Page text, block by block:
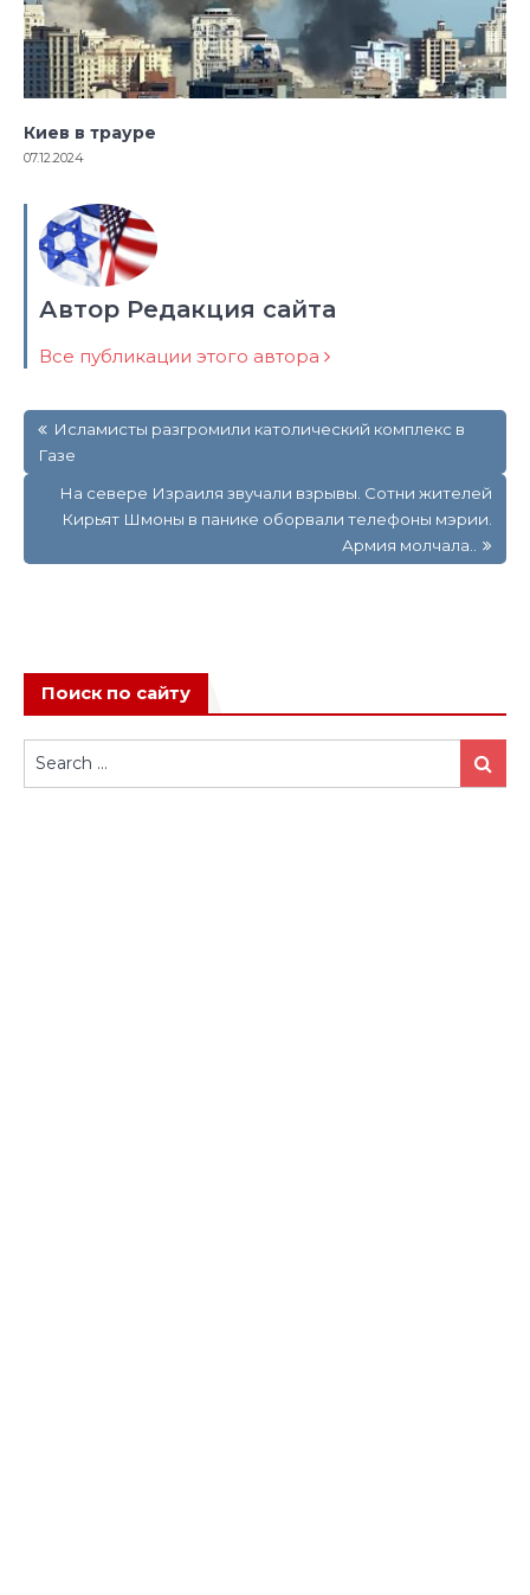
Киев в трауре
07.12.2024
Автор Редакция сайта
Все публикации этого автора
по
записям
Исламисты разгромили католический комплекс в
Газе
На севере Израиля звучали взрывы. Сотни жителей
Кирьят Шмоны в панике оборвали телефоны мэрии.
Армия молчала..
Поиск по сайту
Search
for:
Search